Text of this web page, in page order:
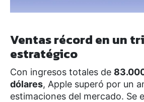
Ventas récord en un
estratégico
Con ingresos totales de
dólares, Apple superó por un
estimaciones del mercado. Se